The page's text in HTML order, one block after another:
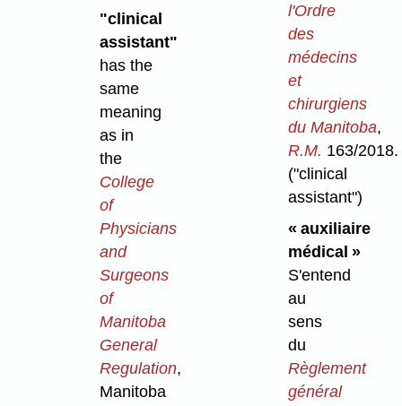
"clinical
assistant"
has the
same
meaning
as in
the
College
of
Physicians
and
Surgeons
of
Manitoba
General
Regulation,
Manitoba
l'Ordre
des
médecins
et
chirurgiens
du Manitoba,
R.M. 163/2018.
("clinical
assistant")
« auxiliaire
médical »
S'entend
au
sens
du
Règlement
général